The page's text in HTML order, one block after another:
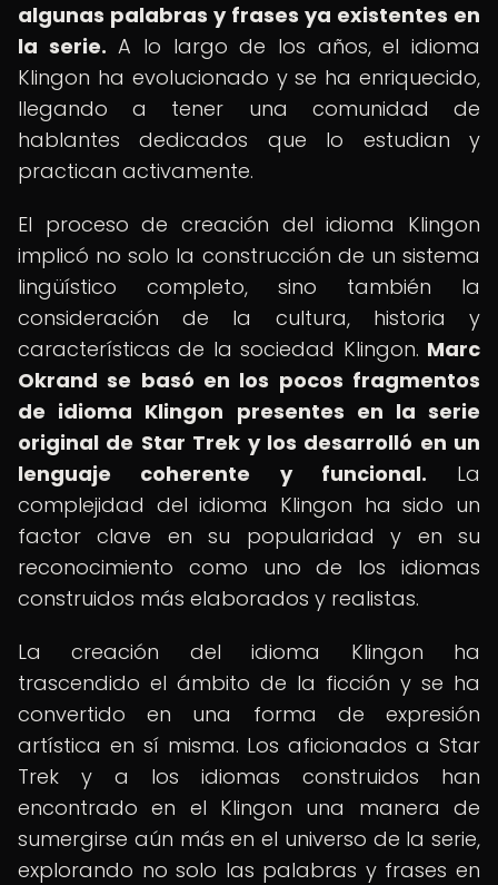
algunas palabras y frases ya existentes en
la serie. A lo largo de los años, el idioma
Klingon ha evolucionado y se ha enriquecido,
llegando a tener una comunidad de
hablantes dedicados que lo estudian y
practican activamente.
El proceso de creación del idioma Klingon
implicó no solo la construcción de un sistema
lingüístico completo, sino también la
consideración de la cultura, historia y
características de la sociedad Klingon. Marc
Okrand se basó en los pocos fragmentos
de idioma Klingon presentes en la serie
original de Star Trek y los desarrolló en un
lenguaje coherente y funcional. La
complejidad del idioma Klingon ha sido un
factor clave en su popularidad y en su
reconocimiento como uno de los idiomas
construidos más elaborados y realistas.
La creación del idioma Klingon ha
trascendido el ámbito de la ficción y se ha
convertido en una forma de expresión
artística en sí misma. Los aficionados a Star
Trek y a los idiomas construidos han
encontrado en el Klingon una manera de
sumergirse aún más en el universo de la serie,
explorando no solo las palabras y frases en